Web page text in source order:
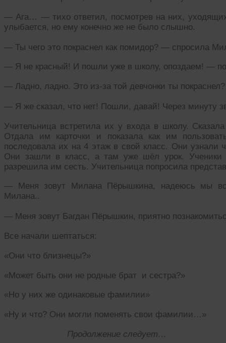
— Ага… — тихо ответил, посмотрев на них,
улыбается, но ему конечно же не было слышно.
— Ты чего это покраснел как помидор? — спросила
— Я не красный! И пошли уже в школу, опоздаем! —
— Ладно, ладно. Это из-за той девчонки ты
— Я же сказал, что нет! Пошли, давай! Через минуту
Учительница встретила их у входа в школу.
Отдала им карточки и показала как им
последовала их на 4 этаж в свой класс. Они узнали
Они зашли в класс, а там уже шёл урок. Ученики
разрешила им сесть. Учительница попросила
— Меня зовут Милана Пёрышкина, надеюсь мы
Милана..
— Меня зовут Багдан Пёрышкин, приятно
Все начали шептаться:
«Они что близнецы?»
«Может быть они не родные брат и сестра?»
«Но у них же одинаковые фамилии»
«Ну и что? Они могли поменять свои фамилии…»
Продолжение следует…